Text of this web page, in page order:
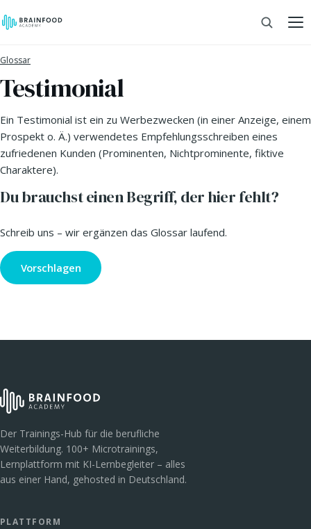
Glossar
Testimonial
Ein Testimonial ist ein zu Werbezwecken (in einer Anzeige, einem
Prospekt o. Ä.) verwendetes Empfehlungsschreiben eines
zufriedenen Kunden (Prominenten, Nichtprominente, fiktive
Charaktere).
Du brauchst einen Begriff, der hier fehlt?
Schreib uns – wir ergänzen das Glossar laufend.
Vorschlagen
Der Trainings-Hub für die berufliche
Weiterbildung. 100+ Microtrainings,
Lernplattform mit KI-Lernbegleiter – alles
aus einer Hand, gehosted in Deutschland.
PLATTFORM